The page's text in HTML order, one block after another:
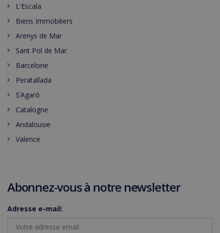
L'Escala
Biens Immobiliers
Arenys de Mar
Sant Pol de Mar
Barcelone
Peratallada
S’Agaró
Catalogne
Andalousie
Valence
Abonnez-vous à notre newsletter
Adresse e-mail: